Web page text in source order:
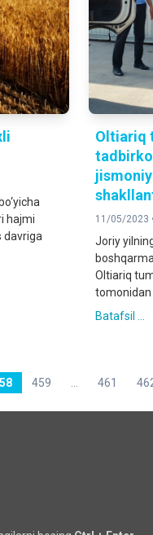
hajmi
davriga
Oltiariq
11/05/2023 •
Joriy
Oltiariq
tomonidan
Batafsil ...
459 461